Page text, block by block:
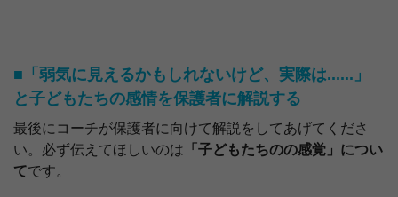
■「弱気に見えるかもしれないけど、実際は......」
と子どもたちの感情を保護者に解説する
最後にコーチが保護者に向けて解説をしてあげてくださ
い。必ず伝えてほしいのは 「子どもたちのの感覚」につい
てです。